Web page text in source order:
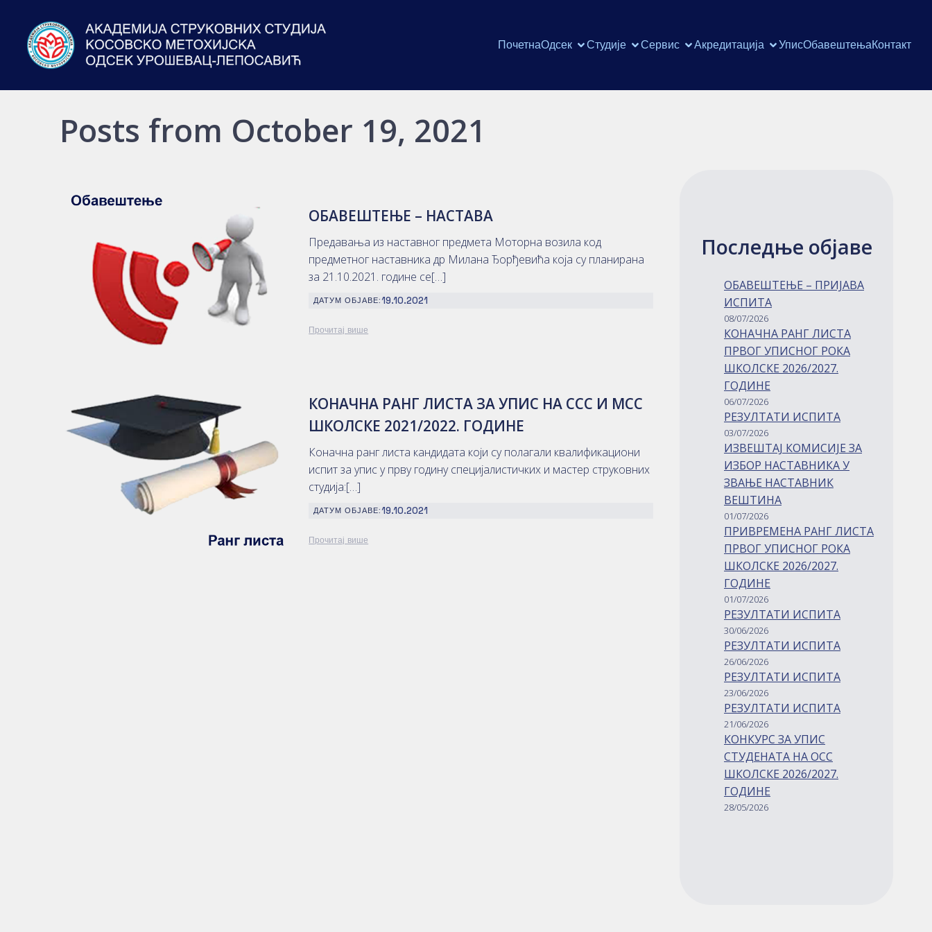
ПочетнаОдсек Студије Сервис Акредитација УписОбавештењаКонтакт
Posts from October 19, 2021
ОБАВЕШТЕЊЕ – НАСТАВА
Предавања из наставног предмета Моторна возила код
предметног наставника др Милана Ђорђевића која су планирана
за 21.10.2021. године се[…]
ДАТУМ ОБЈАВЕ:19.10.2021
Прочитај више
КОНАЧНА РАНГ ЛИСТА ЗА УПИС НА ССС И МСС
ШКОЛСКЕ 2021/2022. ГОДИНЕ
Коначна ранг листа кандидата који су полагали квалификациони
испит за упис у прву годину специјалистичких и мастер струковних
студија:[…]
ДАТУМ ОБЈАВЕ:19.10.2021
Прочитај више
Последње објаве
ОБАВЕШТЕЊЕ – ПРИЈАВА
ИСПИТА
08/07/2026
КОНАЧНА РАНГ ЛИСТА
ПРВОГ УПИСНОГ РОКА
ШКОЛСКЕ 2026/2027.
ГОДИНЕ
06/07/2026
РЕЗУЛТАТИ ИСПИТА
03/07/2026
ИЗВЕШТАЈ КОМИСИЈЕ ЗА
ИЗБОР НАСТАВНИКА У
ЗВАЊЕ НАСТАВНИК
ВЕШТИНА
01/07/2026
ПРИВРЕМЕНА РАНГ ЛИСТА
ПРВОГ УПИСНОГ РОКА
ШКОЛСКЕ 2026/2027.
ГОДИНЕ
01/07/2026
РЕЗУЛТАТИ ИСПИТА
30/06/2026
РЕЗУЛТАТИ ИСПИТА
26/06/2026
РЕЗУЛТАТИ ИСПИТА
23/06/2026
РЕЗУЛТАТИ ИСПИТА
21/06/2026
КОНКУРС ЗА УПИС
СТУДЕНАТА НА ОСС
ШКОЛСКЕ 2026/2027.
ГОДИНЕ
28/05/2026